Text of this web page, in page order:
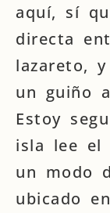
aquí, sí
directa
lazareto,
un guiño
Estoy
isla lee el
un modo
ubicado